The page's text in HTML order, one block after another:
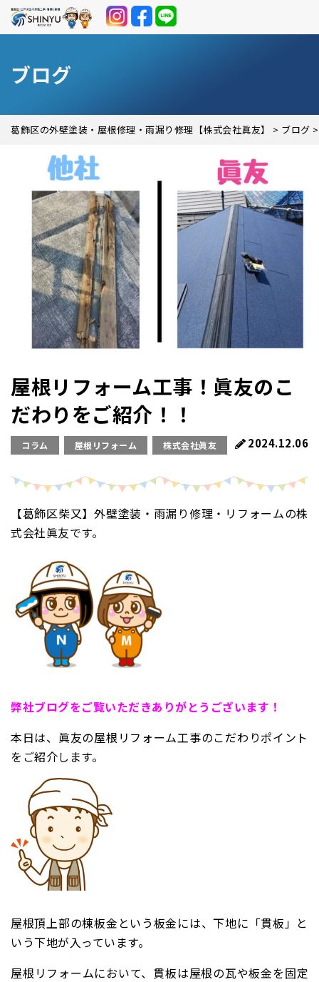
ブログ
葛飾区の外壁塗装・屋根修理・雨漏り修理【株式会社眞友】 > ブログ
屋根リフォーム工事！眞友のこ
だわりをご紹介！！
コラム 屋根リフォーム 株式会社眞友 2024.12.06
【葛飾区柴又】外壁塗装・雨漏り修理・リフォームの株
式会社眞友です。
弊社ブログをご覧いただきありがとうございます！
本日は、眞友の屋根リフォーム工事のこだわりポイント
をご紹介します。
屋根頂上部の棟板金という板金には、下地に「貫板」と
いう下地が入っています。
屋根リフォームにおいて、貫板は屋根の瓦や板金を固定